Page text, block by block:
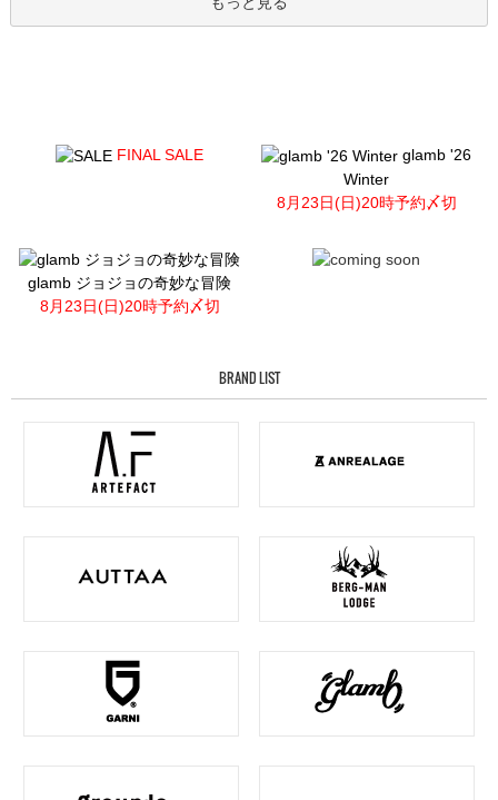
FINAL SALE
glamb '26
Winter
8月23日(日)20時予約〆切
glamb ジョジョの奇妙な冒険
8月23日(日)20時予約〆切
BRAND LIST